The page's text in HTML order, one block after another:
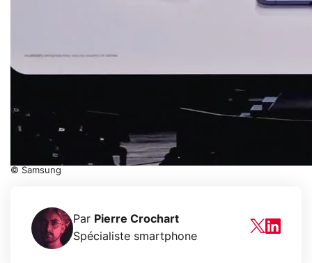
© Samsung
Par Pierre Crochart
Spécialiste smartphone